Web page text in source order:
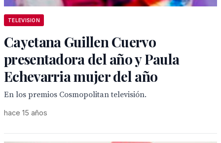
TELEVISION
Cayetana Guillen Cuervo
presentadora del año y Paula
Echevarria mujer del año
En los premios Cosmopolitan televisión.
hace 15 años